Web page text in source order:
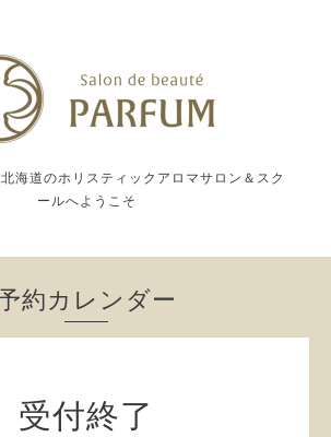
海道のホリスティックアロマサロン＆スク
ールへようこそ
約カレンダー
受付終了